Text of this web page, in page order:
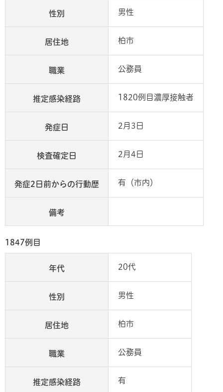
性別 男性
居住地 柏市
職業 公務員
推定感染経路 1820例目濃厚接触者
発症日 2月3日
検査確定日 2月4日
発症2日前からの行動歴 有（市内）
備考
1847例目
年代 20代
性別 男性
居住地 柏市
職業 公務員
推定感染経路 有